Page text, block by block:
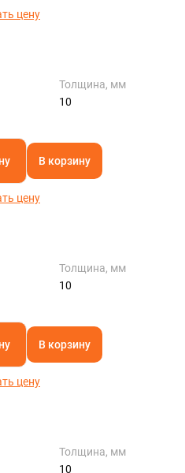
цену
Толщина, мм
10
В корзину
цену
Толщина, мм
10
В корзину
цену
Толщина, мм
10